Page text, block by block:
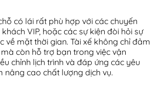
có lái rất phù hợp với các chuyến
VIP, hoặc các sự kiện đòi hỏi sự
về mặt thời gian. Tài xế không chỉ đảm
còn hỗ trợ bạn trong việc vận
chỉnh lịch trình và đáp ứng các yêu
nâng cao chất lượng dịch vụ.